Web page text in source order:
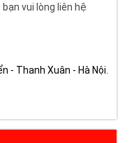
vui lòng liên hệ
- Thanh Xuân - Hà Nội.